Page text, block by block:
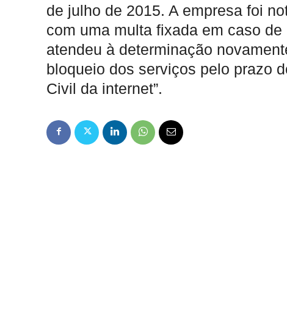
de julho de 2015. A empresa foi
com uma multa fixada em caso
atendeu à determinação
bloqueio dos serviços pelo prazo
Civil da internet”.